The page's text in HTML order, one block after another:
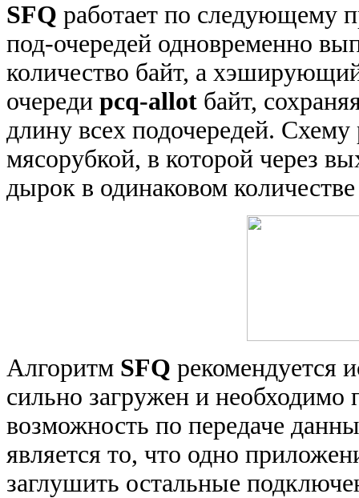
SFQ работает по следующему
под-очередей одновременно
количество байт, а
очереди pcq-allot байт,
длину всех подочередей.
мясорубкой, в которой через
дырок в одинаковом
Алгоритм SFQ рекомендуется
сильно загружен и
возможность по передаче
является то, что одно
заглушить остальные